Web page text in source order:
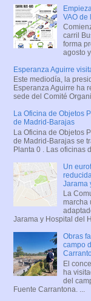
VAO de
carril
forma
agosto
Esperanza Aguirre
Este mediodía, la
Esperanza Aguirre ha
sede del Comité
La Oficina de Objetos
de Madrid-Barajas
La Oficina de Objetos
de Madrid-Barajas se
Planta 0 . Las oficinas
Un
Jarama
La
marcha
Jarama y Hospital del
Obras
campo
El
ha
del
Fuente Carrantona. ...